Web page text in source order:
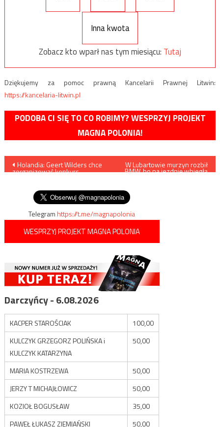
Inna kwota
Zobacz kto wparł nas tym miesiącu: Tutaj
Dziękujemy za pomoc prawną Kancelarii Prawnej Litwin:
https://kancelaria-litwin.pl
PODOBA CI SIĘ TO CO ROBIMY? WESPRZYJ PROJEKT
MAGNA POLONIA!
Nawigacja
Holandia: Geert Wilders chce
zorganizować konkurs
W Lubartowie murzyn rozbił
BMW, bo na jezdnię wbiegła
Telegramhttps://t.me/magnapolonia
WESPRZYJ PROJEKT MAGNA POLONIA
Darczyńcy - 6.08.2026
KACPER STAROŚCIAK
100,00
KULCZYK GRZEGORZ POLIŃSKA i
KULCZYK KATARZYNA
50,00
MARIA KOSTRZEWA
50,00
JERZY T MICHAJŁOWICZ
50,00
KOZIOŁ BOGUSŁAW
35,00
PAWEŁ ŁUKASZ ZIEMIAŃSKI
50,00